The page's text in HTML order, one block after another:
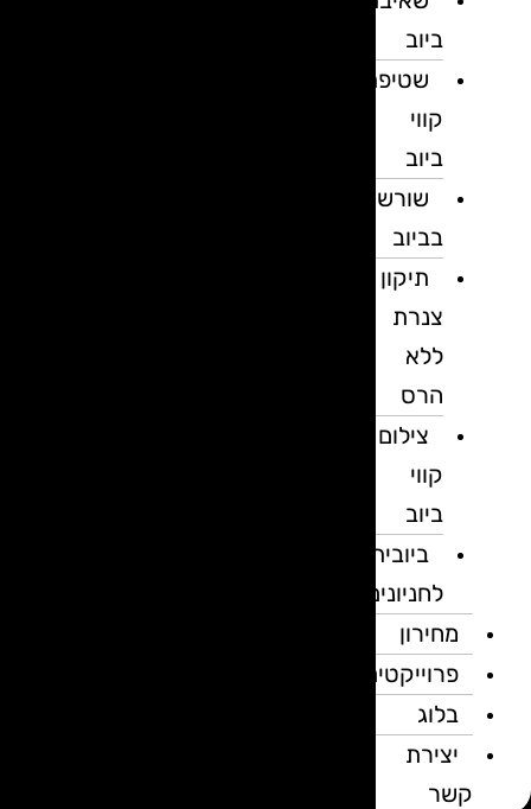
ביוב
שטיפת
קווי
ביוב
שורשים
בביוב
תיקון
צנרת
ללא
הרס
צילום
קווי
ביוב
ביובית
לחניונים
מחירון
פרוייקטים
בלוג
יצירת
קשר